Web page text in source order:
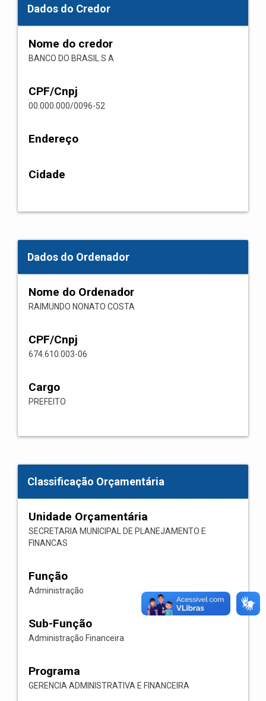
Dados do Credor
Nome do credor
BANCO DO BRASIL S A
CPF/Cnpj
00.000.000/0096-52
Endereço
Cidade
Dados do Ordenador
Nome do Ordenador
RAIMUNDO NONATO COSTA
CPF/Cnpj
674.610.003-06
Cargo
PREFEITO
Classificação Orçamentária
Unidade Orçamentária
SECRETARIA MUNICIPAL DE PLANEJAMENTO E
FINANCAS
Função
Administração
Sub-Função
Administração Financeira
Programa
GERENCIA ADMINISTRATIVA E FINANCEIRA